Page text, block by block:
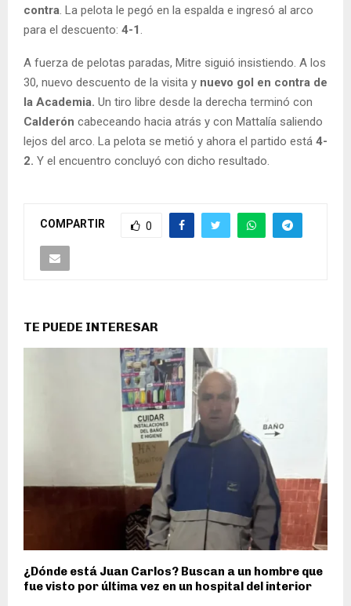
contra . La pelota le pegó en la espalda e ingresó al arco
para el descuento: 4-1
A fuerza de pelotas paradas, Mitre siguió insistiendo. A los
30, nuevo descuento de la visita y nuevo gol en contra de
la Academia. Un tiro libre desde la derecha terminó con
Calderón cabeceando hacia atrás y con Mattalía saliendo
lejos del arco. La pelota se metió y ahora el partido está 4-
2. Y el encuentro concluyó con dicho resultado.
COMPARTIR 0
TE PUEDE INTERESAR
¿Dónde está Juan Carlos? Buscan a un hombre que
fue visto por última vez en un hospital del interior